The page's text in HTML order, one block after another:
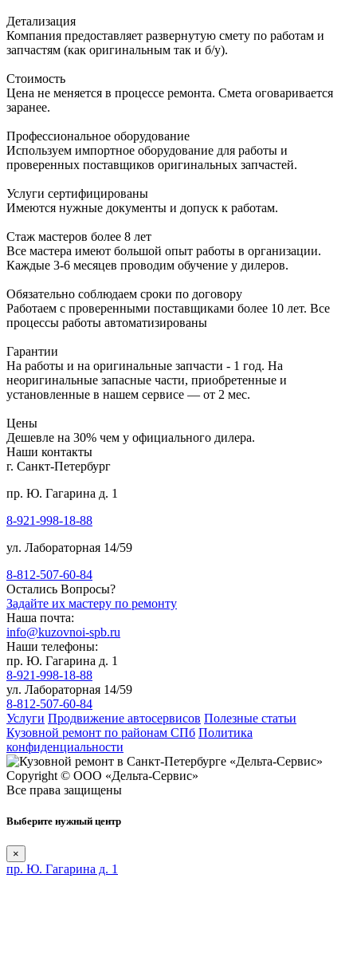
Детализация
Компания предоставляет развернутую смету по работам и
запчастям (как оригинальным так и б/у).
Стоимость
Цена не меняется в процессе ремонта. Смета оговаривается
заранее.
Профессиональное оборудование
Используем импортное оборудование для работы и
проверенных поставщиков оригинальных запчастей.
Услуги сертифицированы
Имеются нужные документы и допуск к работам.
Стаж мастеров более 8 лет
Все мастера имеют большой опыт работы в организации.
Каждые 3-6 месяцев проводим обучение у дилеров.
Обязательно соблюдаем сроки по договору
Работаем с проверенными поставщиками более 10 лет. Все
процессы работы автоматизированы
Гарантии
На работы и на оригинальные запчасти - 1 год. На
неоригинальные запасные части, приобретенные и
установленные в нашем сервисе — от 2 мес.
Цены
Дешевле на 30% чем у официального дилера.
Наши контакты
г. Санкт-Петербург
пр. Ю. Гагарина д. 1
8-921-998-18-88
ул. Лабораторная 14/59
8-812-507-60-84
Остались Вопросы?
Задайте их мастеру по ремонту
Наша почта:
info@kuzovnoi-spb.ru
Наши телефоны:
пр. Ю. Гагарина д. 1
8-921-998-18-88
ул. Лабораторная 14/59
8-812-507-60-84
Услуги Продвижение автосервисов Полезные статьи
Кузовной ремонт по районам СПб Политика
конфиденциальности
Copyright © ООО «Дельта-Сервис»
Все права защищены
Выберите нужный центр
×
пр. Ю. Гагарина д. 1